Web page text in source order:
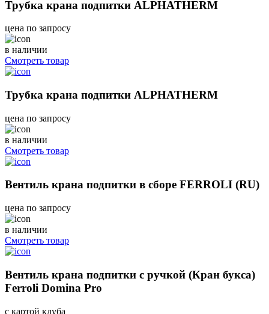
Трубка крана подпитки ALPHATHERM
цена по запросу
в наличии
Смотреть товар
Трубка крана подпитки ALPHATHERM
цена по запросу
в наличии
Смотреть товар
Вентиль крана подпитки в сборе FERROLI (RU)
цена по запросу
в наличии
Смотреть товар
Вентиль крана подпитки с ручкой (Кран букса)
Ferroli Domina Pro
с картой клуба